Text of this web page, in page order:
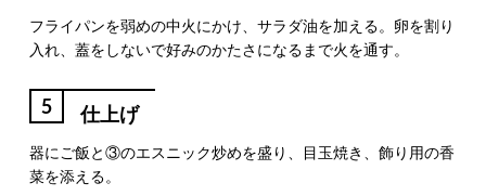
フライパンを弱めの中火にかけ、サラダ油を加える。卵を割り
入れ、蓋をしないで好みのかたさになるまで火を通す。
5 仕上げ
器にご飯と③のエスニック炒めを盛り、目玉焼き、飾り用の香
菜を添える。